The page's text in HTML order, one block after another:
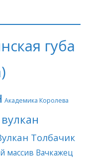
губа
Академика Королева
Толбачик
массив Вачкажец